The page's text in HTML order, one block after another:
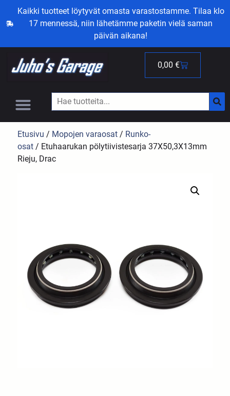
Kaikki tuotteet löytyvät omasta varastostamme. Tilaa klo
17 mennessä, niin lähetämme paketin vielä saman
päivän aikana!
0,00 €
Etusivu / Mopojen varaosat / Runko-
osat / Etuhaarukan pölytiivistesarja 37X50,3X13mm
Rieju, Drac